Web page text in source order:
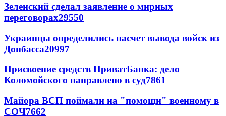
Зеленский сделал заявление о мирных
переговорах29550
Украинцы определились насчет вывода войск из
Донбасса20997
Присвоение средств ПриватБанка: дело
Коломойского направлено в суд7861
Майора ВСП поймали на "помощи" военному в
СОЧ7662